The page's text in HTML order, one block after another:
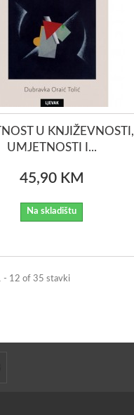
U KNJIŽEVNOSTI,
UMJETNOSTI I...
45,90 KM
Na skladištu
- 12 of 35 stavki